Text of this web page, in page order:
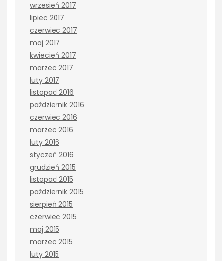
wrzesień 2017
lipiec 2017
czerwiec 2017
maj 2017
kwiecień 2017
marzec 2017
luty 2017
listopad 2016
październik 2016
czerwiec 2016
marzec 2016
luty 2016
styczeń 2016
grudzień 2015
listopad 2015
październik 2015
sierpień 2015
czerwiec 2015
maj 2015
marzec 2015
luty 2015